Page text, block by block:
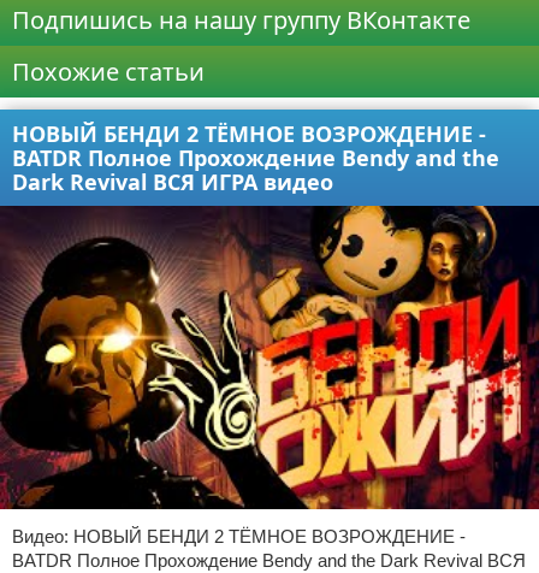
Подпишись на нашу группу ВКонтакте
Похожие статьи
НОВЫЙ БЕНДИ 2 ТЁМНОЕ ВОЗРОЖДЕНИЕ -
BATDR Полное Прохождение Bendy and the
Dark Revival ВСЯ ИГРА видео
Видео: НОВЫЙ БЕНДИ 2 ТЁМНОЕ ВОЗРОЖДЕНИЕ -
BATDR Полное Прохождение Bendy and the Dark Revival ВСЯ